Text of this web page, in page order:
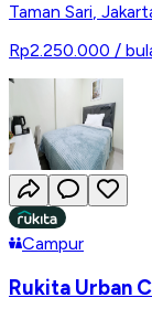
Taman Sari,
Rp2.250.000 /
Campur
Rukita Urban